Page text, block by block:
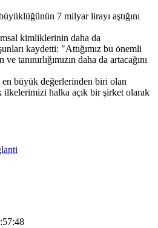
7 milyar lirayı aştığını
kimliklerinin daha da
kaydetti: "Attığımız bu önemli
tanınırlığımızın daha da artacağını
büyük değerlerinden biri olan
ilkelerimizi halka açık bir şirket olarak